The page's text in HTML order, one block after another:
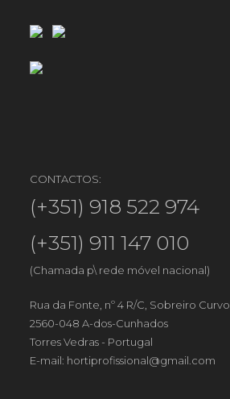
CONTACTOS:
(+351) 918 522 974
(+351) 911 147 010
(Chamada p\ rede móvel nacional)
Rua da Fonte, nº 4 R/C, Sobreiro Curvo
2560-048 A-dos-Cunhados
Torres Vedras - Portugal
E-mail: hortiprofissional@gmail.com